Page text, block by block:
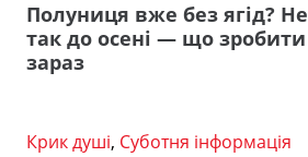
Полуниця вже без ягід?
так до осені — що
зараз
Крик душі, Суботня інформація